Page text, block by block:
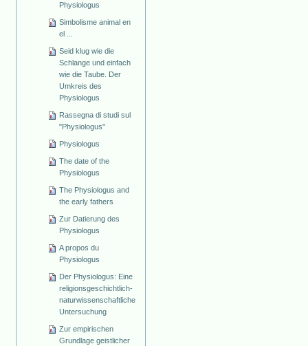
Physiologus
Simbolisme animal en
el ...
Seid klug wie die
Schlange und einfach
wie die Taube. Der
Umkreis des
Physiologus
Rassegna di studi sul
"Physiologus"
Physiologus
The date of the
Physiologus
The Physiologus and
the early fathers
Zur Datierung des
Physiologus
A propos du
Physiologus
Der Physiologus: Eine
religionsgeschichtlich-
naturwissenschaftliche
Untersuchung
Zur empirischen
Grundlage geistlicher